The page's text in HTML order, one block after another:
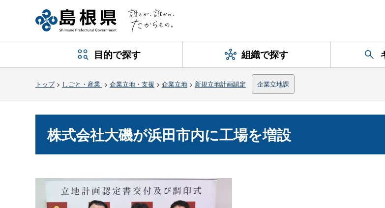
目的で探す 組織で探す
トップ> しごと・産業 > 企業立地・支援 > 企業立地 > 新規立地計画認定 企業立地課
株式会社大磯が浜田市内に工場を増設